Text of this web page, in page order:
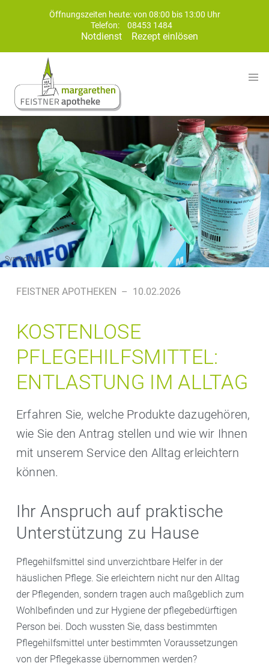
Öffnungszeiten heute: von 08:00 bis 13:00 Uhr
Telefon:
08453 1484
Notdienst Rezept einlösen
Symbolbild
FEISTNER APOTHEKEN – 10.02.2026
KOSTENLOSE
PFLEGEHILFSMITTEL:
ENTLASTUNG IM ALLTAG
Erfahren Sie, welche Produkte dazugehören,
wie Sie den Antrag stellen und wie wir Ihnen
mit unserem Service den Alltag erleichtern
können.
Ihr Anspruch auf praktische
Unterstützung zu Hause
Pflegehilfsmittel sind unverzichtbare Helfer in der
häuslichen Pflege. Sie erleichtern nicht nur den Alltag
der Pflegenden, sondern tragen auch maßgeblich zum
Wohlbefinden und zur Hygiene der pflegebedürftigen
Person bei. Doch wussten Sie, dass bestimmten
Pflegehilfsmittel unter bestimmten Voraussetzungen
von der Pflegekasse übernommen werden?